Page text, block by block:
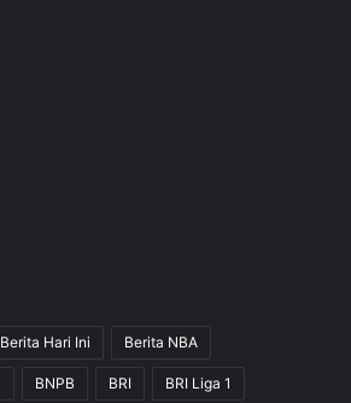
Berita Hari Ini Berita NBA
BNPB BRI BRI Liga 1